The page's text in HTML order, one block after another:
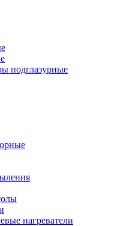
подглазурные
нагреватели